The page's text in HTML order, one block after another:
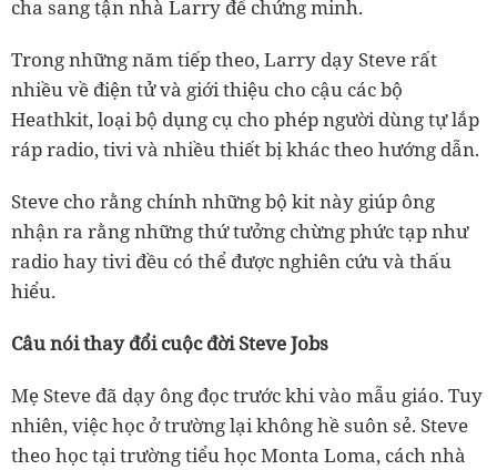
cha sang tận nhà Larry để chứng minh.
Trong những năm tiếp theo, Larry dạy Steve rất
nhiều về điện tử và giới thiệu cho cậu các bộ
Heathkit, loại bộ dụng cụ cho phép người dùng tự lắp
ráp radio, tivi và nhiều thiết bị khác theo hướng dẫn.
Steve cho rằng chính những bộ kit này giúp ông
nhận ra rằng những thứ tưởng chừng phức tạp như
radio hay tivi đều có thể được nghiên cứu và thấu
hiểu.
Câu nói thay đổi cuộc đời Steve Jobs
Mẹ Steve đã dạy ông đọc trước khi vào mẫu giáo. Tuy
nhiên, việc học ở trường lại không hề suôn sẻ. Steve
theo học tại trường tiểu học Monta Loma, cách nhà